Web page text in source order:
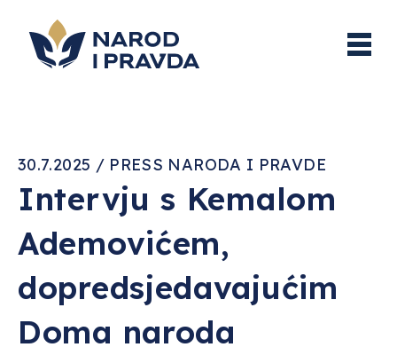
30.7.2025 / PRESS NARODA I PRAVDE
Intervju s Kemalom
Ademovićem,
dopredsjedavajućim
Doma naroda